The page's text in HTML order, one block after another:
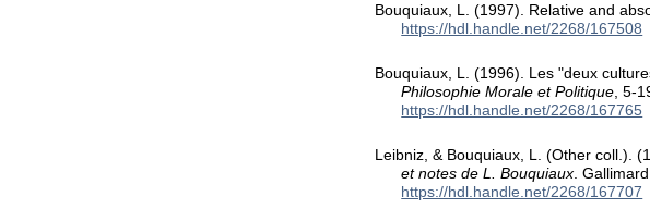
Bouquiaux, L. (1997). Relative and
https://hdl.handle.net/2268/167508
Bouquiaux, L. (1996). Les "deux
Philosophie Morale et Politique, 5-
https://hdl.handle.net/2268/167765
Leibniz, & Bouquiaux, L. (Other coll.).
et notes de L. Bouquiaux.
https://hdl.handle.net/2268/167707